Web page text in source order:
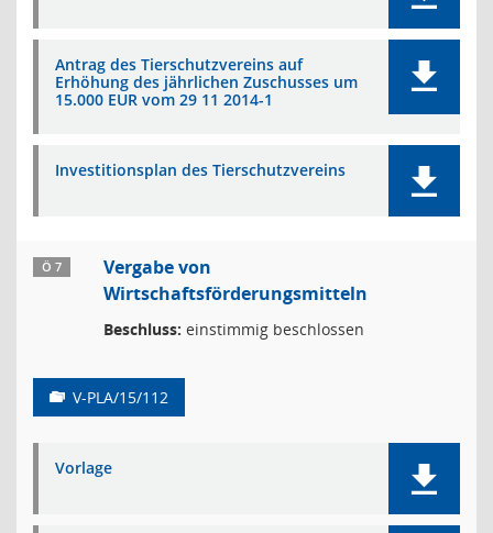
Antrag des Tierschutzvereins auf
Erhöhung des jährlichen Zuschusses um
15.000 EUR vom 29 11 2014-1
Investitionsplan des Tierschutzvereins
Ö 7
Vergabe von
Wirtschaftsförderungsmitteln
Beschluss: einstimmig beschlossen
V-PLA/15/112
Vorlage